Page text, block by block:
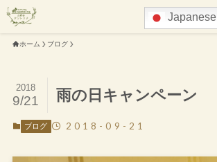
ホーム ブログ
雨の日キャンペーン
2018
9/21
ブログ 2018-09-21
Japanese